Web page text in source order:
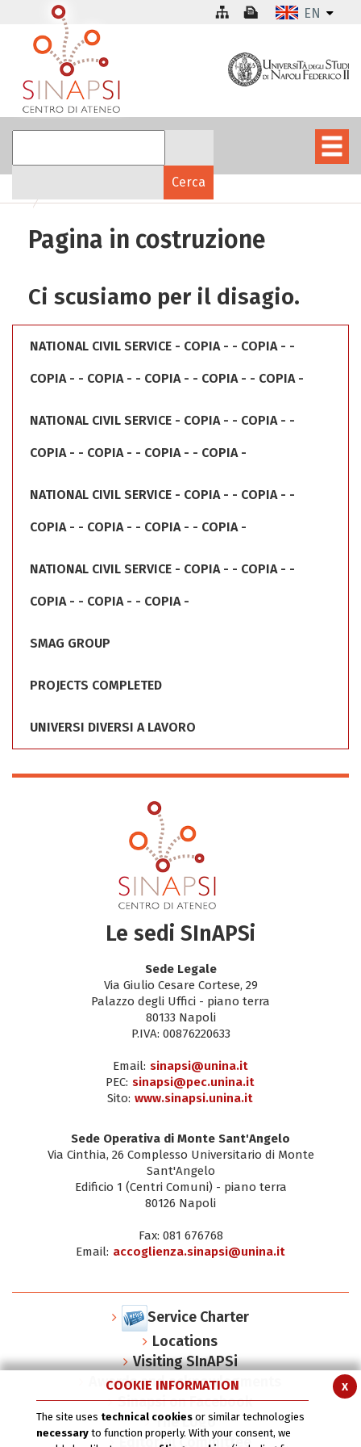
EN
Pagina in costruzione
Ci scusiamo per il disagio.
NATIONAL CIVIL SERVICE - COPIA - - COPIA - -
COPIA - - COPIA - - COPIA - - COPIA - - COPIA -
NATIONAL CIVIL SERVICE - COPIA - - COPIA - -
COPIA - - COPIA - - COPIA - - COPIA -
NATIONAL CIVIL SERVICE - COPIA - - COPIA - -
COPIA - - COPIA - - COPIA - - COPIA -
NATIONAL CIVIL SERVICE - COPIA - - COPIA - -
COPIA - - COPIA - - COPIA -
SMAG GROUP
PROJECTS COMPLETED
UNIVERSI DIVERSI A LAVORO
Le sedi SInAPSi
Sede Legale
Via Giulio Cesare Cortese, 29
Palazzo degli Uffici - piano terra
80133 Napoli
P.IVA: 00876220633
Email: sinapsi@unina.it
PEC: sinapsi@pec.unina.it
Sito: www.sinapsi.unina.it
Sede Operativa di Monte Sant'Angelo
Via Cinthia, 26 Complesso Universitario di Monte
Sant'Angelo
Edificio 1 (Centri Comuni) - piano terra
80126 Napoli
Fax: 081 676768
Email: accoglienza.sinapsi@unina.it
Service Charter
Locations
Visiting SInAPSi
Awards and acknowlegments
Sinapsi on Facebook
The Logo
Editorial Committee
x
COOKIE INFORMATION
The site uses technical cookies or similar technologies
necessary to function properly. With your consent, we